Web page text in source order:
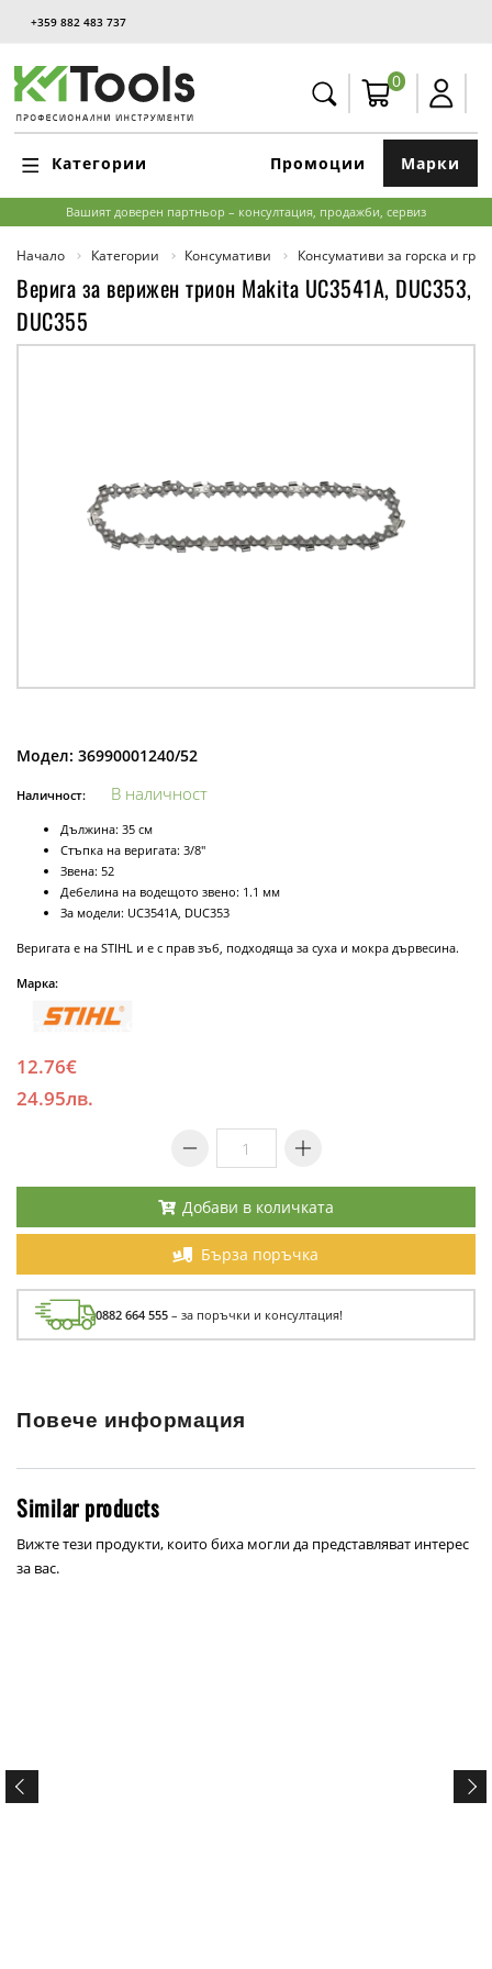
+359 882 483 737
0
Категории Марки
Промоции
Вашият доверен партньор – консултация, продажби, сервиз
Начало Категории Консумативи Консумативи за горска и
Верига за верижен трион Makita UC3541A, DUC353,
DUC355
Модел: 36990001240/52
Наличност: В наличност
Дължина: 35 см
Стъпка на веригата: 3/8"
Звена: 52
Дебелина на водещото звено: 1.1 мм
За модели: UC3541A, DUC353
Веригата е на STIHL и е с прав зъб, подходяща за суха и мокра дървесина.
Марка:
12.76€
24.95лв.
Добави в количката
Бърза поръчка
0882 664 555 – за поръчки и консултация!
Повече информация
Similar products
Вижте тези продукти, които биха могли да представляват интерес
за вас.